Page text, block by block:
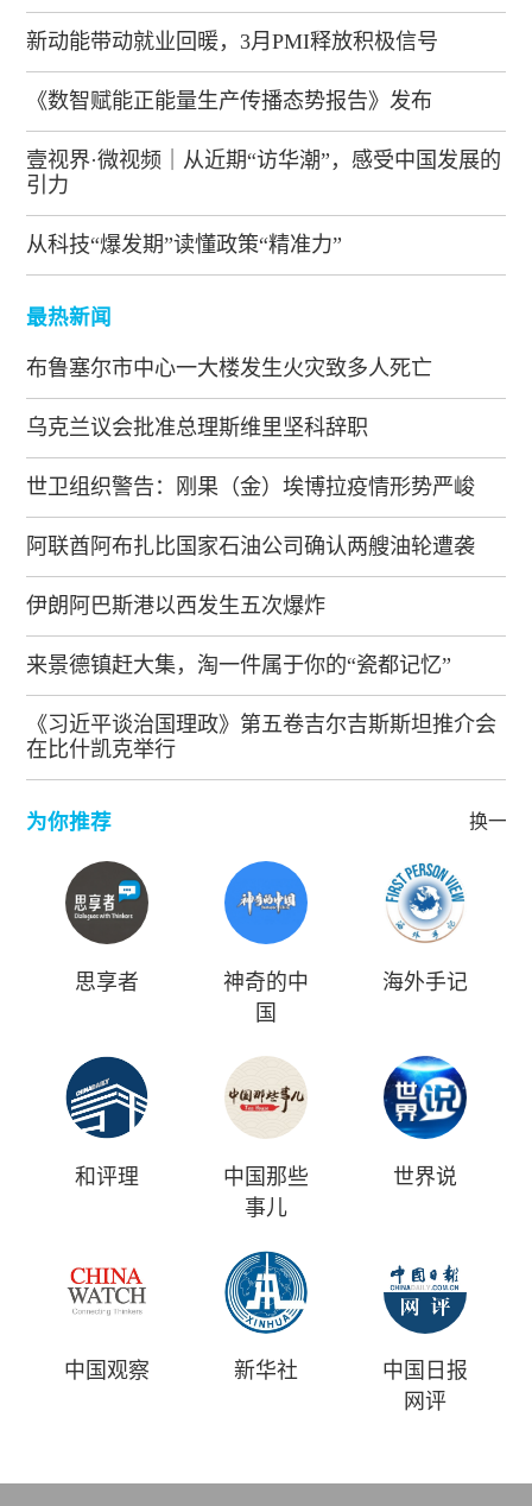
新动能带动就业回暖，3月PMI释放积极信号
《数智赋能正能量生产传播态势报告》发布
壹视界·微视频｜从近期“访华潮”，感受中国发展的
引力
从科技“爆发期”读懂政策“精准力”
最热新闻
布鲁塞尔市中心一大楼发生火灾致多人死亡
乌克兰议会批准总理斯维里坚科辞职
世卫组织警告：刚果（金）埃博拉疫情形势严峻
阿联酋阿布扎比国家石油公司确认两艘油轮遭袭
伊朗阿巴斯港以西发生五次爆炸
来景德镇赶大集，淘一件属于你的“瓷都记忆”
《习近平谈治国理政》第五卷吉尔吉斯斯坦推介会
在比什凯克举行
为你推荐 换一批
思享者
神奇的中
国
海外手记
和评理
中国那些
事儿
世界说
中国观察 新华社
中国日报
网评